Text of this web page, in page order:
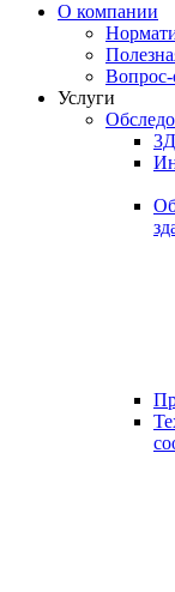
О компании
Вопрос-
Услуги